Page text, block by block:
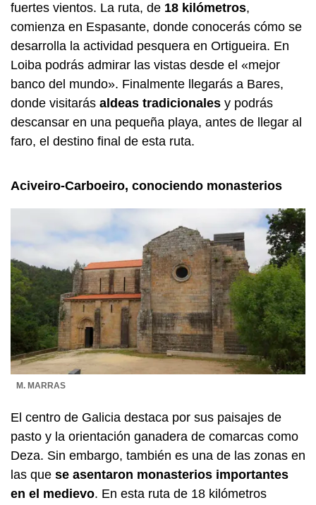
fuertes vientos. La ruta, de 18 kilómetros,
comienza en Espasante, donde conocerás cómo se
desarrolla la actividad pesquera en Ortigueira. En
Loiba podrás admirar las vistas desde el «mejor
banco del mundo». Finalmente llegarás a Bares,
donde visitarás aldeas tradicionales y podrás
descansar en una pequeña playa, antes de llegar al
faro, el destino final de esta ruta.
Aciveiro-Carboeiro, conociendo monasterios
M. MARRAS
El centro de Galicia destaca por sus paisajes de
pasto y la orientación ganadera de comarcas como
Deza. Sin embargo, también es una de las zonas en
las que se asentaron monasterios importantes
en el medievo. En esta ruta de 18 kilómetros